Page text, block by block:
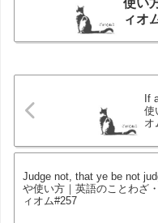
使い
ィオ
If
使
オ
Judge not, that ye be not
や使い方｜英語のことわざ
ィオム#257